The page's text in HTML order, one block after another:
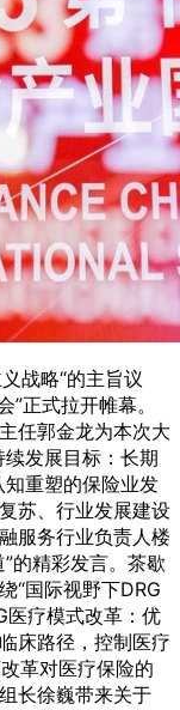
战略“的主旨议
正式拉开帷幕。
任郭金龙为本次大
发展目标：长期
知重塑的保险业发
苏、行业发展建设
服务行业负责人楼
的精彩发言。茶歇
“国际视野下DRG
医疗模式改革：优
床路径，控制医疗
革对医疗保险的
长徐巍带来关于